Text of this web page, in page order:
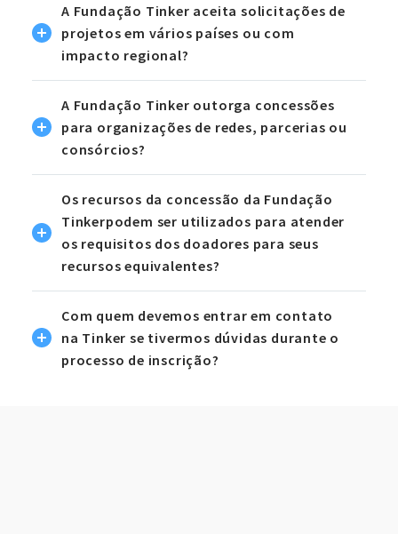
A Fundação Tinker aceita solicitações de
projetos em vários países ou com
impacto regional?
A Fundação Tinker outorga concessões
para organizações de redes, parcerias ou
consórcios?
Os recursos da concessão da Fundação
Tinkerpodem ser utilizados para atender
os requisitos dos doadores para seus
recursos equivalentes?
Com quem devemos entrar em contato
na Tinker se tivermos dúvidas durante o
processo de inscrição?